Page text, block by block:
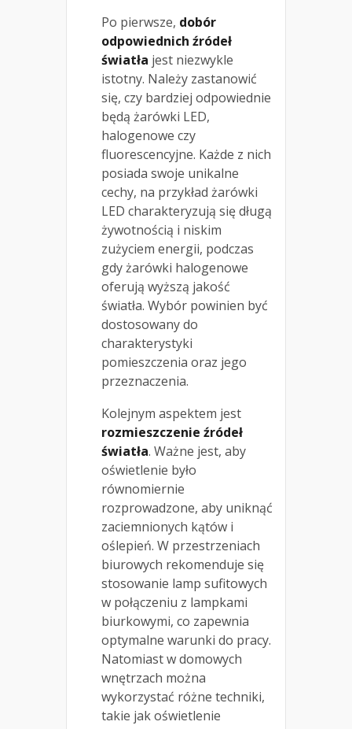
Po pierwsze, dobór
odpowiednich źródeł
światła jest niezwykle
istotny. Należy zastanowić
się, czy bardziej odpowiednie
będą żarówki LED,
halogenowe czy
fluorescencyjne. Każde z nich
posiada swoje unikalne
cechy, na przykład żarówki
LED charakteryzują się długą
żywotnością i niskim
zużyciem energii, podczas
gdy żarówki halogenowe
oferują wyższą jakość
światła. Wybór powinien być
dostosowany do
charakterystyki
pomieszczenia oraz jego
przeznaczenia.
Kolejnym aspektem jest
rozmieszczenie źródeł
światła. Ważne jest, aby
oświetlenie było
równomiernie
rozprowadzone, aby uniknąć
zaciemnionych kątów i
oślepień. W przestrzeniach
biurowych rekomenduje się
stosowanie lamp sufitowych
w połączeniu z lampkami
biurkowymi, co zapewnia
optymalne warunki do pracy.
Natomiast w domowych
wnętrzach można
wykorzystać różne techniki,
takie jak oświetlenie